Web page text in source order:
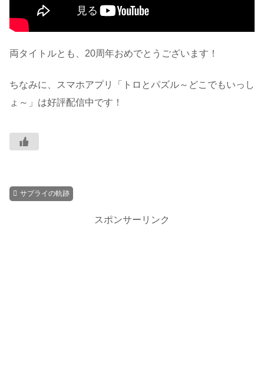
両タイトルとも、20周年おめでとうございます！
ちなみに、スマホアプリ「トロとパズル～どこでもいっし
ょ～」は好評配信中です！
サプライの軌跡
スポンサーリンク